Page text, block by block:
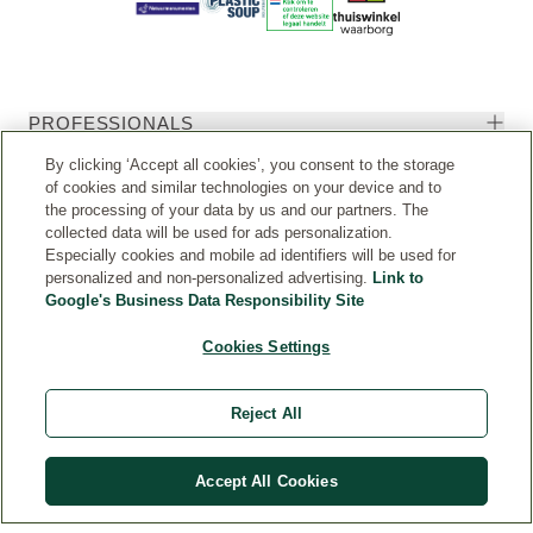
PROFESSIONALS
SERVICE
VOORWAARDEN
WELEDA
Aankoop herroepen
By clicking ‘Accept all cookies’, you consent to the storage
of cookies and similar technologies on your device and to
the processing of your data by us and our partners. The
collected data will be used for ads personalization.
Especially cookies and mobile ad identifiers will be used for
personalized and non-personalized advertising. Link to
Google's Business Data Responsibility Site
Cookies Settings
Reject All
Accept All Cookies